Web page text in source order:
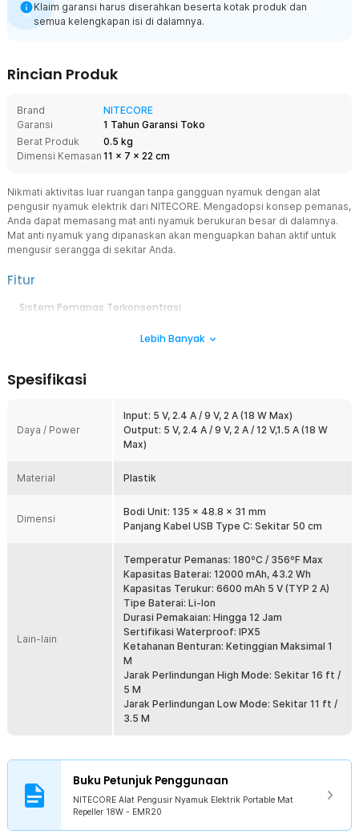
Klaim garansi harus diserahkan beserta kotak produk dan
semua kelengkapan isi di dalamnya.
Rincian Produk
Brand
NITECORE
Garansi
1 Tahun Garansi Toko
Berat Produk
0.5 kg
Dimensi Kemasan 11 x 7 x 22 cm
Nikmati aktivitas luar ruangan tanpa gangguan nyamuk dengan alat
pengusir nyamuk elektrik dari NITECORE. Mengadopsi konsep pemanas,
Anda dapat memasang mat anti nyamuk berukuran besar di dalamnya.
Mat anti nyamuk yang dipanaskan akan menguapkan bahan aktif untuk
mengusir serangga di sekitar Anda.
Fitur
Sistem Pemanas Terkonsentrasi
ini mampu menghasilkan panas yang terkonsentrasi di seluruh
Luasnya Area Perlindungan
memberikan perlindungan dari serangga hingga 16 ft atau 5 M
jauhnya. Jangkauan yang lebih luas dengan ukuran yang lebih
ringkas dibanding alat sejenis di pasaran.
bertahan hingga 12 jam pemakaian. Hal ini juga didukung berkat
penggunaan baterai berkapasitas besar yakni 12000 mAh.
Tak perlu repot mencari sumber daya listrik untuk menyalakan alat
pengusir nyamuk ini. Port USB Type C telah hadir sehingga alat ini
bisa dinyalakan menggunakan power bank yang Anda miliki.
Dirancang Ringkas dan Portabel
Dibekali bracket pelindung khusus sehingga bisa Anda pasang
pada tas atau saku celana. Daya tahannya juga tak perlu diragukan
karena alat pengusir nyamuk ini telah dirancang waterproof dan anti
benturan sehingga cocok dibawa saat bepergian.
Sertifikat Dealer Resmi
Lebih Banyak
Spesifikasi
Daya / Power
Input: 5 V, 2.4 A / 9 V, 2 A (18 W Max)
Output: 5 V, 2.4 A / 9 V, 2 A / 12 V,1.5 A (18 W
Max)
Material Plastik
Dimensi
Bodi Unit: 135 x 48.8 x 31 mm
Panjang Kabel USB Type C: Sekitar 50 cm
Lain-lain
Temperatur Pemanas: 180ºC / 356ºF Max
Kapasitas Baterai: 12000 mAh, 43.2 Wh
Kapasitas Terukur: 6600 mAh 5 V (TYP 2 A)
Tipe Baterai: Li-Ion
Durasi Pemakaian: Hingga 12 Jam
Sertifikasi Waterproof: IPX5
Ketahanan Benturan: Ketinggian Maksimal 1
M
Jarak Perlindungan High Mode: Sekitar 16 ft /
5 M
Jarak Perlindungan Low Mode: Sekitar 11 ft /
3.5 M
Buku Petunjuk Penggunaan
NITECORE Alat Pengusir Nyamuk Elektrik Portable Mat
Repeller 18W - EMR20